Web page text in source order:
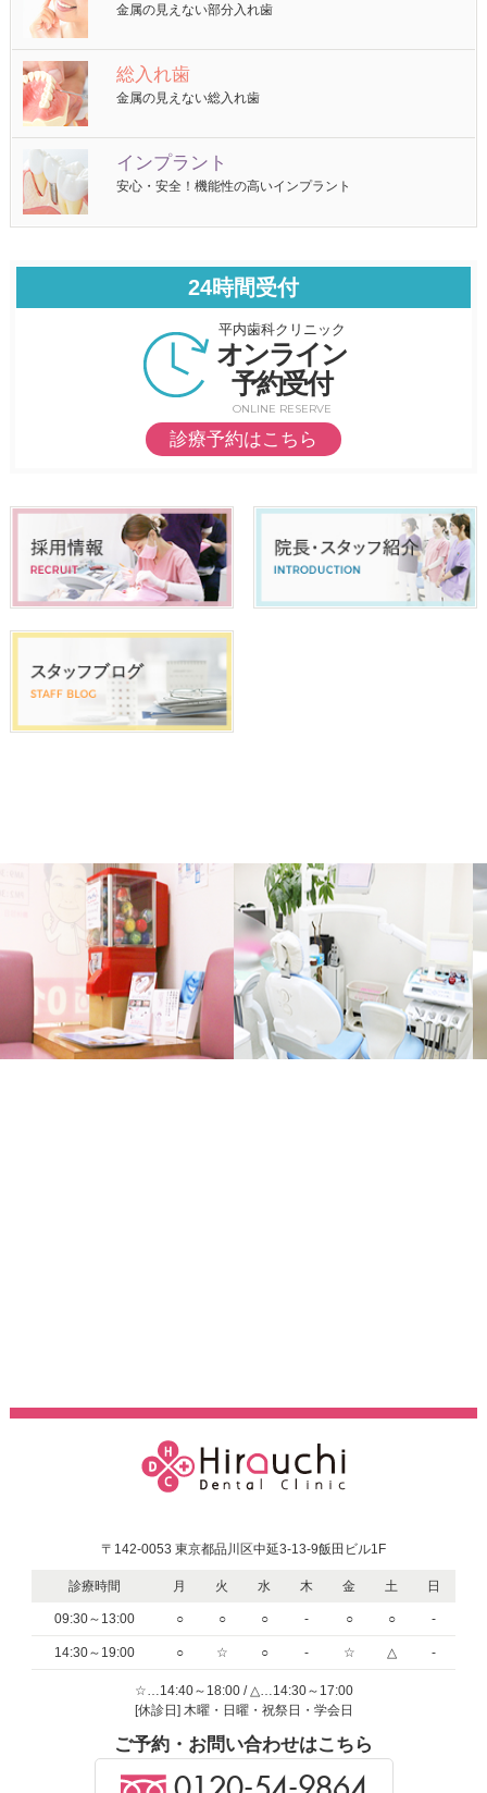
金属の見えない部分入れ歯
総入れ歯
金属の見えない総入れ歯
インプラント
安心・安全！機能性の高いインプラント
24時間受付
平内歯科クリニック
オンライン
予約受付
ONLINE RESERVE
診療予約はこちら
〒142-0053 東京都品川区中延3-13-9飯田ビル1F
診療時間 月 火 水 木 金 土 日
09:30～13:00 ○ ○ ○ - ○ ○ -
14:30～19:00 ○ ☆ ○ - ☆ △ -
☆…14:40～18:00 / △…14:30～17:00
[休診日] 木曜・日曜・祝祭日・学会日
ご予約・お問い合わせはこちら